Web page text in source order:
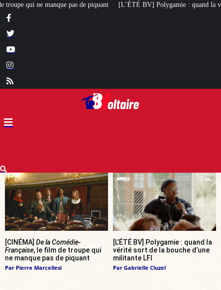
[L’ÉTÉ BV] Polygamie : quand la vérité sort de la bouche d’une
[CINÉMA] De la Comédie-
Française, le film de troupe qui
ne manque pas de piquant
Par Pierre Marcellesi
[L’ÉTÉ BV] Polygamie : quand la
vérité sort de la bouche d’une
militante LFI
Par Gabrielle Cluzel